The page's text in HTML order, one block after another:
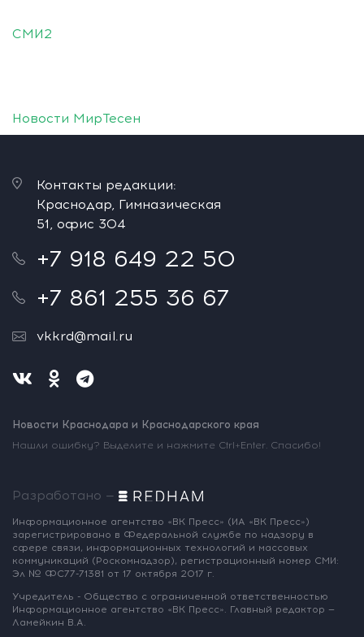
СМИ2
Новости МирТесен
Контакты редакции:
Краснодар, Гимназическая
51, офис 304
+7 918 649 22 50
+7 861 255 36 67
vkkrd@mail.ru
Новости Краснодара и Краснодарского края
Нашли ошибку? Выделите и нажмите Ctrl+Enter. Спасибо!
Разработано —
Информационное агентство «ВК Пресс» (ИА «ВК Пресс»)
зарегистрировано в Федеральной службе по надзору в
сфере связи, информационных технологий и массовых
коммуникаций (Роскомнадзор), регистрационный номер СМИ:
Эл № ФС77-71381 от 17 октября 2017 г.
Учредитель - Общество с ограниченной ответственностью
Информационное агентство «ВК Пресс».
Главный редактор —
Ламейкин В.А.